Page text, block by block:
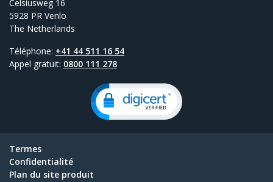
Celsiusweg 16
5928 PR Venlo
The Netherlands
Téléphone: +41 44 511 16 54
Appel gratuit: 0800 111 278
Termes
Confidentialité
Plan du site produit